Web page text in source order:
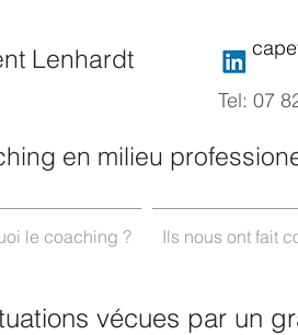
Lenhardt
Tel: 07
en milieu
le coaching ? Ils nous ont fait
vécues par un